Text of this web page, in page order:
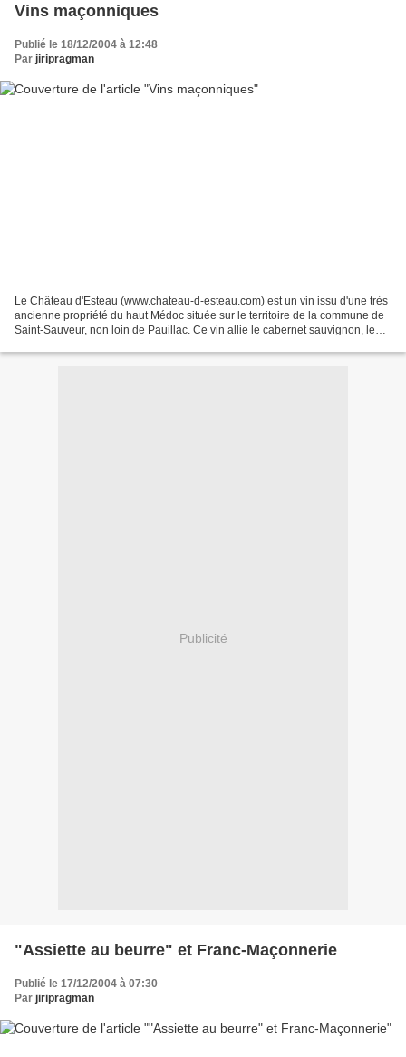
Vins maçonniques
Publié le 18/12/2004 à 12:48
Par jiripragman
Le Château d'Esteau (www.chateau-d-esteau.com) est un vin issu d'une très
ancienne propriété du haut Médoc située sur le territoire de la commune de
Saint-Sauveur, non loin de Pauillac. Ce vin allie le cabernet sauvignon, le
Publicité
"Assiette au beurre" et Franc-Maçonnerie
Publié le 17/12/2004 à 07:30
Par jiripragman